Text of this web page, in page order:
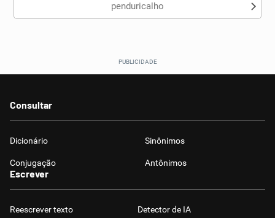
penduricalho
Consultar
Dicionário Sinônimos
Conjugação Antônimos
Escrever
Reescrever texto Detector de IA